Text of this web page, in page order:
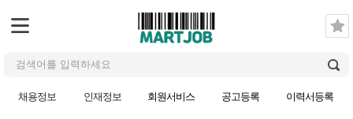
채용정보 인재정보 회원서비스 공고등록 이력서등록